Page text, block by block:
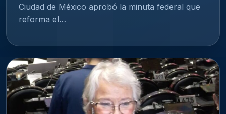
Ciudad de México aprobó la minuta federal que
reforma el…